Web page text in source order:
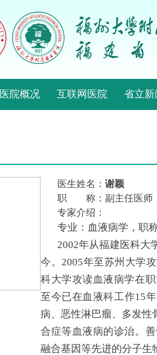
医院概况 互联网医院 省立新
医生姓名： 谢颖
职 称：副主任医师
专家介绍：
专业：血液病学，职
2002年从福建医科大
今。2005年至苏州大学
科大学攻读血液病学在
至今已在血液科工作15
病、恶性淋巴瘤、多发性
合症等血液病的诊治。
融合基因等先进的分子生